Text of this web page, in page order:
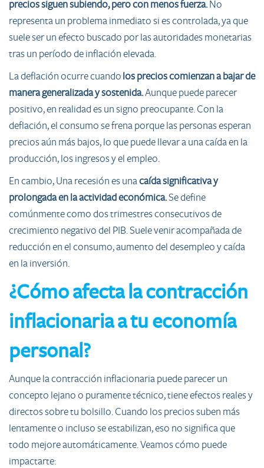
precios siguen subiendo, pero con menos fuerza.No
representa un problema inmediato si es controlada, ya que
suele ser un efecto buscado por las autoridades monetarias
tras un período de inflación elevada.
La deflación ocurre cuandolos precios comienzan a bajar de
manera generalizada y sostenida.Aunque puede parecer
positivo, en realidad es un signo preocupante. Con la
deflación, el consumo se frena porque las personas esperan
precios aún más bajos, lo que puede llevar a una caída en la
producción, los ingresos y el empleo.
En cambio, Una recesión es unacaída significativa y
prolongada en la actividad económica.Se define
comúnmente como dos trimestres consecutivos de
crecimiento negativo del PIB. Suele venir acompañada de
reducción en el consumo, aumento del desempleo y caída
en la inversión.
¿Cómo afecta la contracción
inflacionaria a tu economía
personal?
Aunque la contracción inflacionaria puede parecer un
concepto lejano o puramente técnico, tiene efectos reales y
directos sobre tu bolsillo. Cuando los precios suben más
lentamente o incluso se estabilizan, eso no significa que
todo mejore automáticamente. Veamos cómo puede
impactarte: